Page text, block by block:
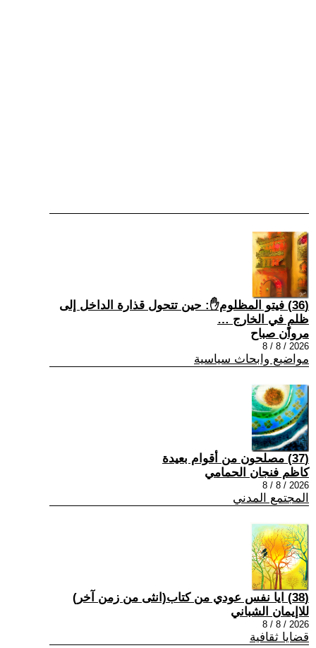
(36) فيتو المظلوم✋: حين تتحول قذارة الداخل إلى
ظلمٍ في الخارج …
مروان صباح
2026 / 8 / 8
مواضيع وابحاث سياسية
(37) مصلحون من أقوام بعيدة
كاظم فنجان الحمامي
2026 / 8 / 8
المجتمع المدني
(38) ايا نفس عودي من كتاب(انثى من زمن آخر)
للاإيمان الشباني
2026 / 8 / 8
قضايا ثقافية